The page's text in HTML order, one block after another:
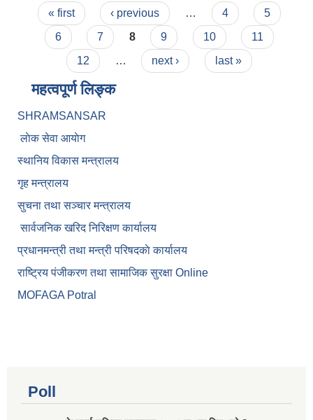
Pages
« first ‹ previous … 4
5
6
7 8 9 10
11
12
… next › last »
महत्वपूर्ण लिङ्क
SHRAMSANSAR
लाेक सेवा आयाेग
स्थानिय विकास मन्त्रालय
गृह मन्त्रालय
सुचना तथा सञ्चार मन्त्रालय
सार्वजनिक खरिद निरिक्षण कार्यालय
प्रधानमन्त्री तथा मन्त्री परिषदकाे कार्यालय
राष्ट्रिय पंजीकरण तथा सामाजिक सुरक्षा Online
MOFAGA Potral
Poll